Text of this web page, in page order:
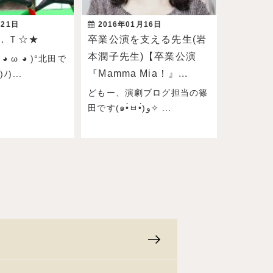
日
Ｔ☆★
◕ ω ◕ )°北田で
ﾉ)...
2016年01月16日
卒業公演を支える先生(岩
本潤子先生)【卒業公演
『Mamma Mia！』...
どもー、演劇ブログ担当の篠
田です(๑•̀ㅂ•́)و✧ ...